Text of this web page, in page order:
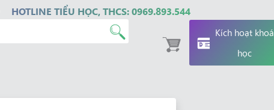
HOTLINE TIỂU HỌC, THCS: 0969.893.544
Kích hoạt khoá
học